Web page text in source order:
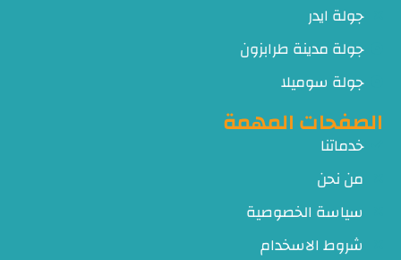
جولة ايدر
جولة مدينة طرابزون
جولة سوميلا
الصفحات المهمة
خدماتنا
من نحن
سياسة الخصوصية
شروط الاسخدام